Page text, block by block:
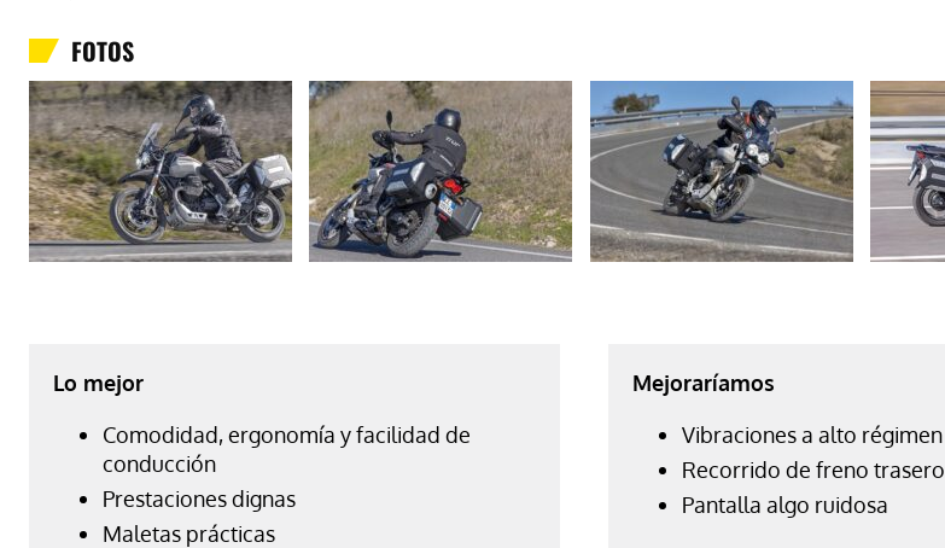
FOTOS
Lo mejor
Comodidad, ergonomía y facilidad de
conducción
Prestaciones dignas
Maletas prácticas
Mejoraríamos
Vibraciones a alto régimen
Recorrido de freno trasero
Pantalla algo ruidosa